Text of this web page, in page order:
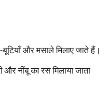
और मसाले मिलाए जाते हैं।
नींबू का रस मिलाया जाता